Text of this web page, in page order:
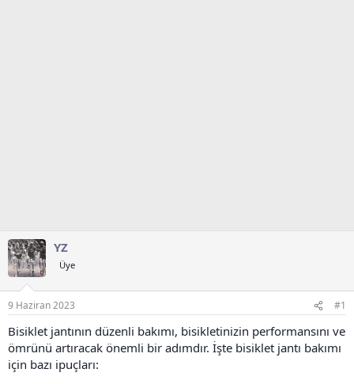
YZ
Üye
9 Haziran 2023 #1
Bisiklet jantının düzenli bakımı, bisikletinizin performansını ve
ömrünü artıracak önemli bir adımdır. İşte bisiklet jantı bakımı
için bazı ipuçları: